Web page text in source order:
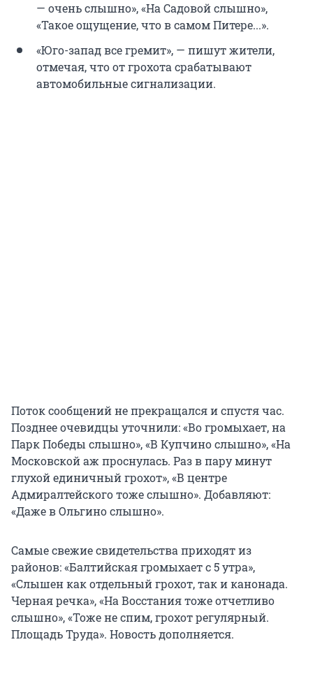
— очень слышно», «На Садовой слышно»,
«Такое ощущение, что в самом Питере...».
«Юго-запад все гремит», — пишут жители,
отмечая, что от грохота срабатывают
автомобильные сигнализации.
Поток сообщений не прекращался и спустя час.
Позднее очевидцы уточнили: «Во громыхает, на
Парк Победы слышно», «В Купчино слышно», «На
Московской аж проснулась. Раз в пару минут
глухой единичный грохот», «В центре
Адмиралтейского тоже слышно». Добавляют:
«Даже в Ольгино слышно».
Самые свежие свидетельства приходят из
районов: «Балтийская громыхает с 5 утра»,
«Слышен как отдельный грохот, так и канонада.
Черная речка», «На Восстания тоже отчетливо
слышно», «Тоже не спим, грохот регулярный.
Площадь Труда». Новость дополняется.